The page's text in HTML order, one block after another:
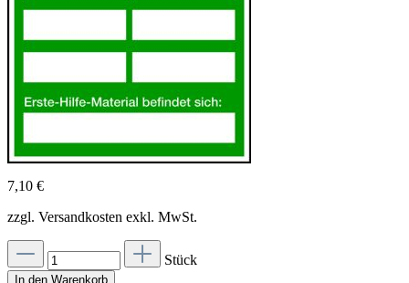
7,10 €
zzgl. Versandkosten exkl. MwSt.
Stück
In den Warenkorb